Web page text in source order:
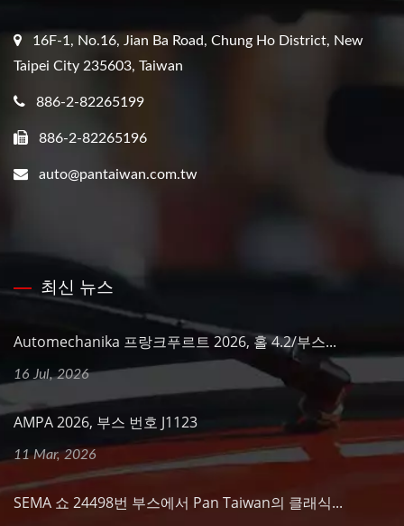
16F-1, No.16, Jian Ba Road, Chung Ho District, New
Taipei City 235603, Taiwan
886-2-82265199
886-2-82265196
auto@pantaiwan.com.tw
최신 뉴스
Automechanika 프랑크푸르트 2026, 홀 4.2/부스...
16 Jul, 2026
AMPA 2026, 부스 번호 J1123
11 Mar, 2026
SEMA 쇼 24498번 부스에서 Pan Taiwan의 클래식...